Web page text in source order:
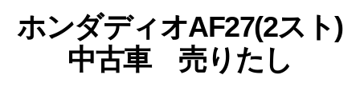
合
案
内
所
ゴ
リ
ー
ホンダディオAF27(2スト)
中古車 売りたし